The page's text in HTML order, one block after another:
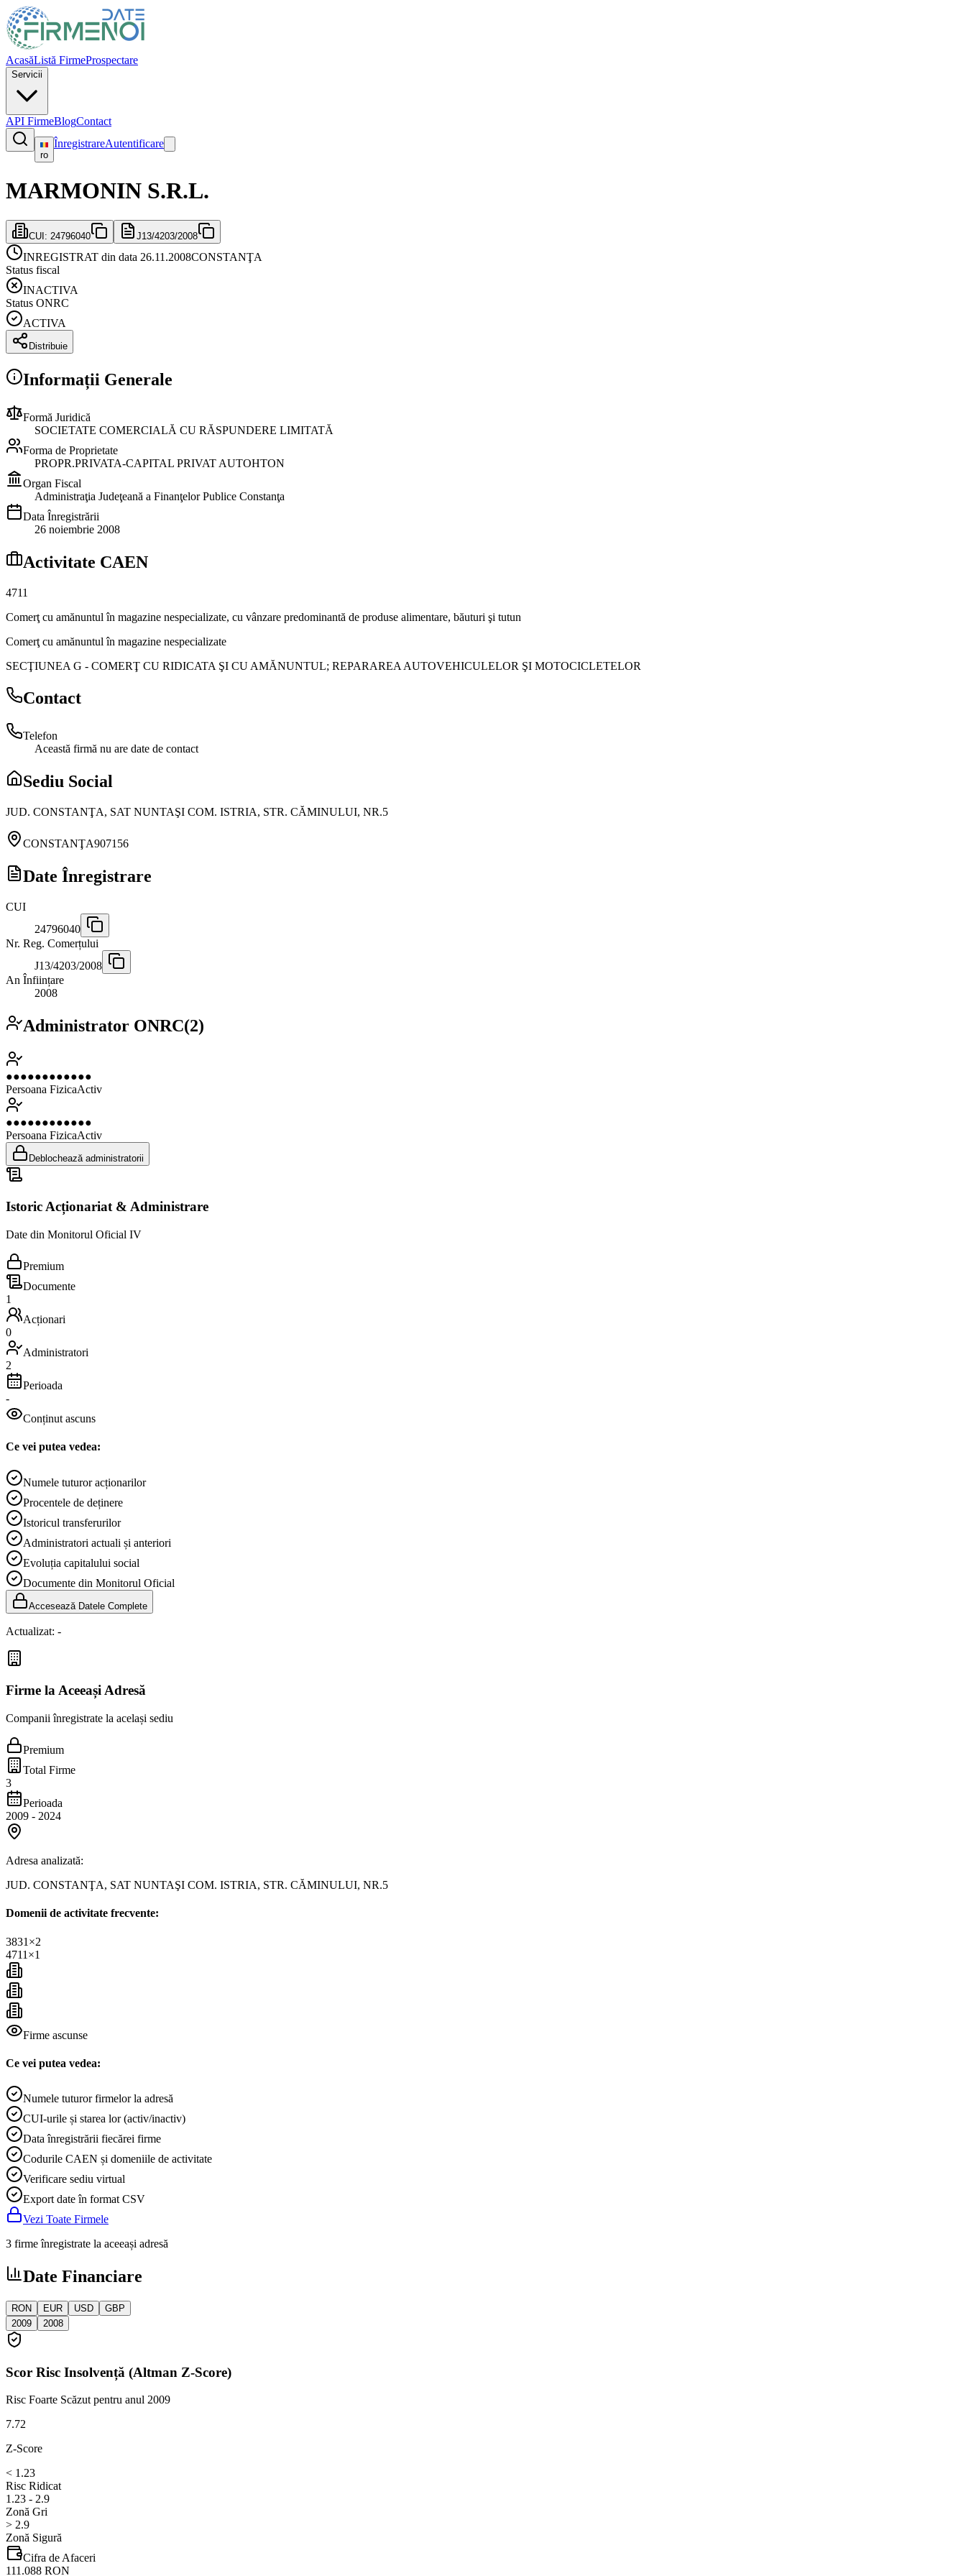
AcasăListă FirmeProspectare
Servicii
API FirmeBlogContact
ro
ÎnregistrareAutentificare
MARMONIN S.R.L.
CUI: 24796040 J13/4203/2008
INREGISTRAT din data 26.11.2008CONSTANŢA
Status fiscal
INACTIVA
Status ONRC
ACTIVA
Distribuie
Informații Generale
Formă Juridică
SOCIETATE COMERCIALĂ CU RĂSPUNDERE LIMITATĂ
Forma de Proprietate
PROPR.PRIVATA-CAPITAL PRIVAT AUTOHTON
Organ Fiscal
Administraţia Judeţeană a Finanţelor Publice Constanţa
Data Înregistrării
26 noiembrie 2008
Activitate CAEN
4711
Comerţ cu amănuntul în magazine nespecializate, cu vânzare predominantă de produse alimentare, băuturi şi tutun
Comerţ cu amănuntul în magazine nespecializate
SECŢIUNEA G - COMERŢ CU RIDICATA ŞI CU AMĂNUNTUL; REPARAREA AUTOVEHICULELOR ŞI MOTOCICLETELOR
Contact
Telefon
Această firmă nu are date de contact
Sediu Social
JUD. CONSTANŢA, SAT NUNTAŞI COM. ISTRIA, STR. CĂMINULUI, NR.5
CONSTANŢA907156
Date Înregistrare
CUI
24796040
Nr. Reg. Comerțului
J13/4203/2008
An Înființare
2008
Administrator ONRC(2)
●●●●●●●●●●●●
Persoana FizicaActiv
●●●●●●●●●●●●
Persoana FizicaActiv
Deblochează administratorii
Istoric Acționariat & Administrare
Date din Monitorul Oficial IV
Premium
Documente
1
Acționari
0
Administratori
2
Perioada
-
Conținut ascuns
Ce vei putea vedea:
Numele tuturor acționarilor
Procentele de deținere
Istoricul transferurilor
Administratori actuali și anteriori
Evoluția capitalului social
Documente din Monitorul Oficial
Accesează Datele Complete
Actualizat: -
Firme la Aceeași Adresă
Companii înregistrate la același sediu
Premium
Total Firme
3
Perioada
2009 - 2024
Adresa analizată:
JUD. CONSTANŢA, SAT NUNTAŞI COM. ISTRIA, STR. CĂMINULUI, NR.5
Domenii de activitate frecvente:
3831 ×2
4711 ×1
Firme ascunse
Ce vei putea vedea:
Numele tuturor firmelor la adresă
CUI-urile și starea lor (activ/inactiv)
Data înregistrării fiecărei firme
Codurile CAEN și domeniile de activitate
Verificare sediu virtual
Export date în format CSV
Vezi Toate Firmele
3 firme înregistrate la aceeași adresă
Date Financiare
RON EUR USD
GBP
2009
2008
Scor Risc Insolvență (Altman Z-Score)
Risc Foarte Scăzut pentru anul 2009
7.72
Z-Score
< 1.23
Risc Ridicat
1.23 - 2.9
Zonă Gri
> 2.9
Zonă Sigură
Cifra de Afaceri
111.088 RON